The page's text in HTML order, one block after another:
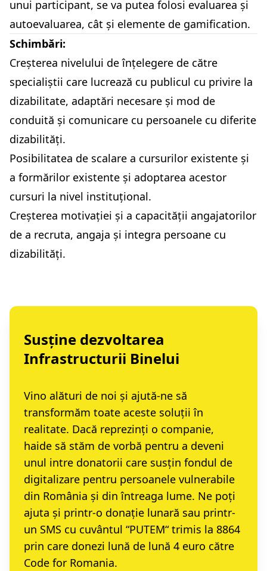
unui participant, se va putea folosi evaluarea și
autoevaluarea, cât și elemente de gamification.
Schimbări:
Creșterea nivelului de înțelegere de către
specialiștii care lucrează cu publicul cu privire la
dizabilitate, adaptări necesare și mod de
conduită și comunicare cu persoanele cu diferite
dizabilități.
Posibilitatea de scalare a cursurilor existente și
a formărilor existente și adoptarea acestor
cursuri la nivel instituțional.
Creșterea motivației și a capacității angajatorilor
de a recruta, angaja și integra persoane cu
dizabilități.
Susține dezvoltarea
Infrastructurii Binelui
Vino alături de noi și ajută-ne să
transformăm toate aceste soluții în
realitate. Dacă reprezinți o companie,
haide să stăm de vorbă pentru a deveni
unul intre donatorii care susțin fondul de
digitalizare pentru persoanele vulnerabile
din România și din întreaga lume. Ne poți
ajuta și printr-o donație lunară sau printr-
un SMS cu cuvântul “PUTEM“ trimis la 8864
prin care donezi lună de lună 4 euro către
Code for Romania.